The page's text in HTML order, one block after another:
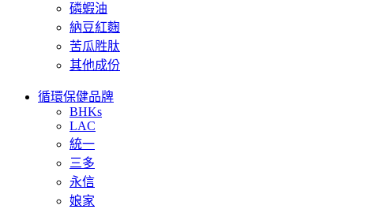
磷蝦油
納豆紅麴
苦瓜胜肽
其他成份
循環保健品牌
BHKs
LAC
統一
三多
永信
娘家